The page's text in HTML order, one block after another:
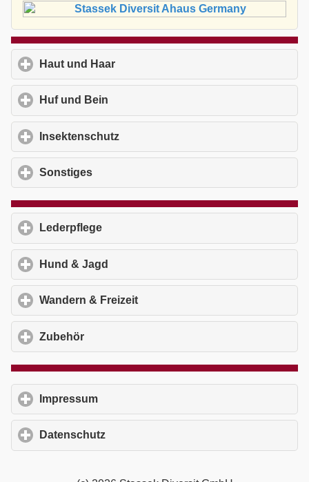
Haut und Haar
Huf und Bein
Insektenschutz
Sonstiges
Lederpflege
Hund & Jagd
Wandern & Freizeit
Zubehör
Impressum
Datenschutz